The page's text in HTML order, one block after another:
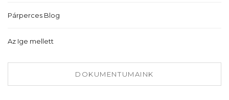
Párperces Blog
Az Ige mellett
DOKUMENTUMAINK